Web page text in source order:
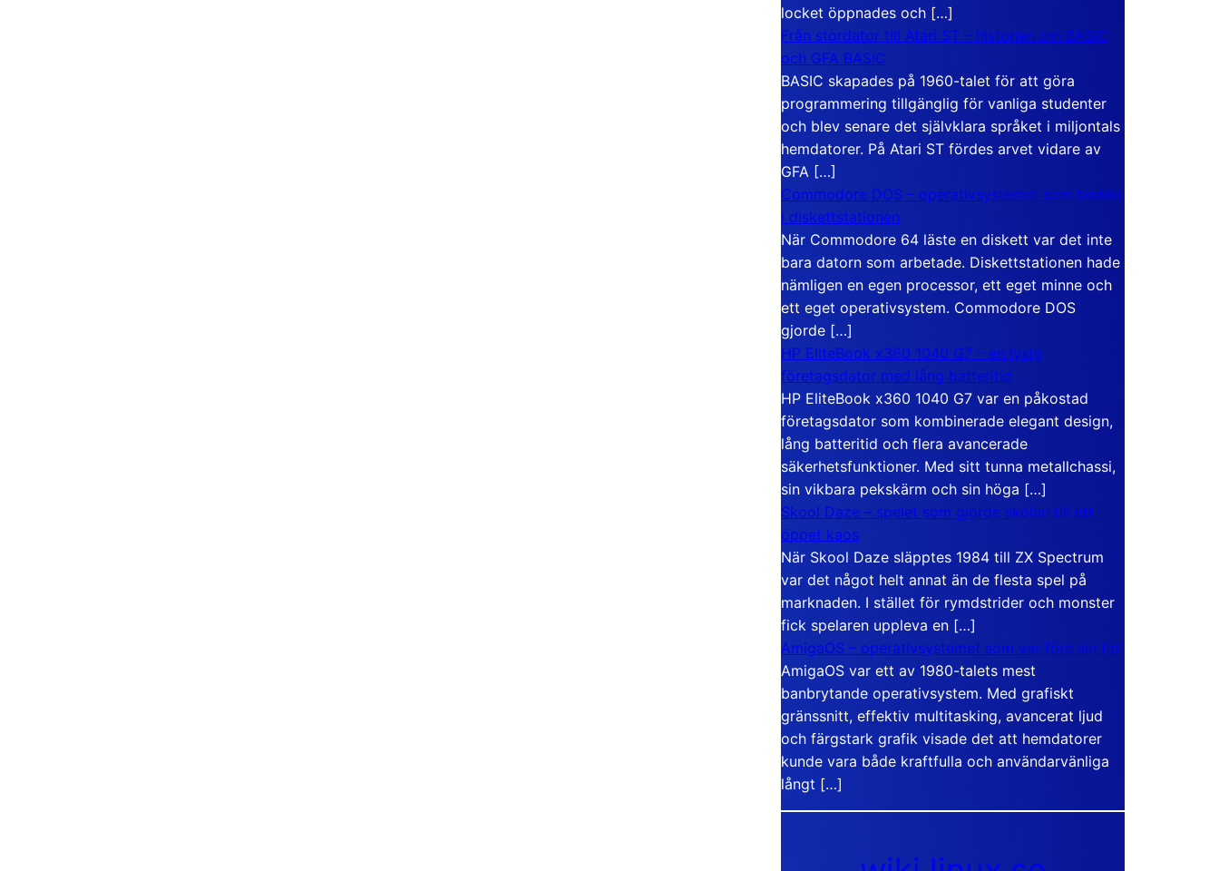
locket öppnades och […]
Från stordator till Atari ST – historien om BASIC
och GFA BASIC
BASIC skapades på 1960-talet för att göra
programmering tillgänglig för vanliga studenter
och blev senare det självklara språket i miljontals
hemdatorer. På Atari ST fördes arvet vidare av
GFA […]
Commodore DOS – operativsystemet som bodde
i diskettstationen
När Commodore 64 läste en diskett var det inte
bara datorn som arbetade. Diskettstationen hade
nämligen en egen processor, ett eget minne och
ett eget operativsystem. Commodore DOS
gjorde […]
HP EliteBook x360 1040 G7 – en lyxig
företagsdator med lång batteritid
HP EliteBook x360 1040 G7 var en påkostad
företagsdator som kombinerade elegant design,
lång batteritid och flera avancerade
säkerhetsfunktioner. Med sitt tunna metallchassi,
sin vikbara pekskärm och sin höga […]
Skool Daze – spelet som gjorde skolan till ett
öppet kaos
När Skool Daze släpptes 1984 till ZX Spectrum
var det något helt annat än de flesta spel på
marknaden. I stället för rymdstrider och monster
fick spelaren uppleva en […]
AmigaOS – operativsystemet som var före sin tid
AmigaOS var ett av 1980-talets mest
banbrytande operativsystem. Med grafiskt
gränssnitt, effektiv multitasking, avancerat ljud
och färgstark grafik visade det att hemdatorer
kunde vara både kraftfulla och användarvänliga
långt […]